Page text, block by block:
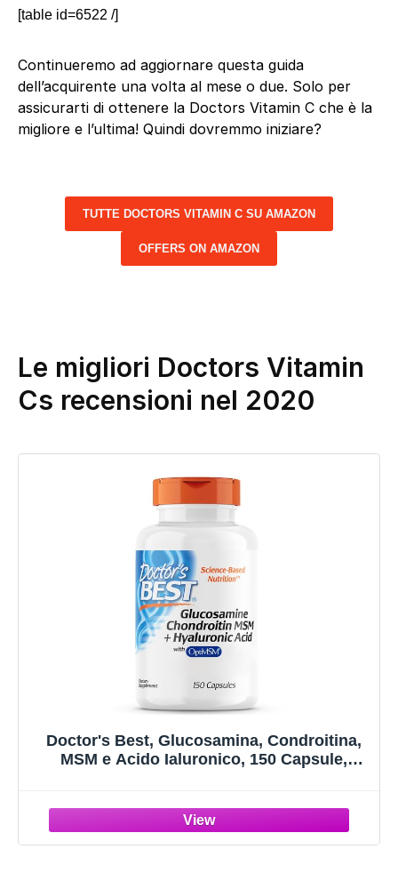
[table id=6522 /]
Continueremo ad aggiornare questa guida
dell’acquirente una volta al mese o due. Solo per
assicurarti di ottenere la Doctors Vitamin C che è la
migliore e l’ultima! Quindi dovremmo iniziare?
TUTTE DOCTORS VITAMIN C SU AMAZON
OFFERS ON AMAZON
Le migliori Doctors Vitamin
Cs recensioni nel 2020
Doctor's Best, Glucosamina, Condroitina,
MSM e Acido Ialuronico, 150 Capsule,